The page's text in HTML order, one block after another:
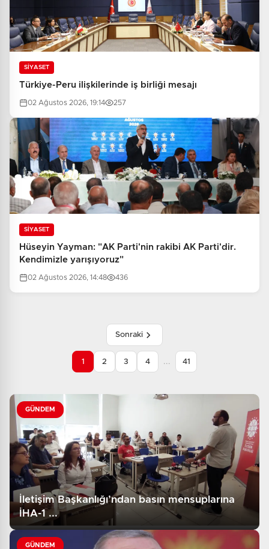
SİYASET
Türkiye-Peru ilişkilerinde iş birliği mesajı
02 Ağustos 2026, 19:14 257
SİYASET
Hüseyin Yayman: "AK Parti'nin rakibi AK Parti'dir.
Kendimizle yarışıyoruz"
02 Ağustos 2026, 14:48 436
1 2 3 4 ... 41
Sonraki
GÜNDEM
İletişim Başkanlığı’ndan basın mensuplarına
İHA-1 ...
GÜNDEM